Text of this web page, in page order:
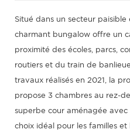
Situé dans un secteur
charmant bungalow offre un
proximité des écoles, parcs,
routiers et du train de
travaux réalisés en 2021, la
propose 3 chambres au rez-
superbe cour aménagée avec
choix idéal pour les familles et